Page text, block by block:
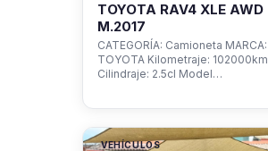
TOYOTA RAV4 XLE AWD
M.2017
CATEGORÍA: Camioneta MARCA:
TOYOTA Kilometraje: 102000km
Cilindraje: 2.5cl Model…
VEHÍCULOS